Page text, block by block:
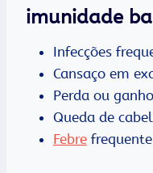
imunidade
Infecções
Cansaço em
Perda ou
Queda de
Febre